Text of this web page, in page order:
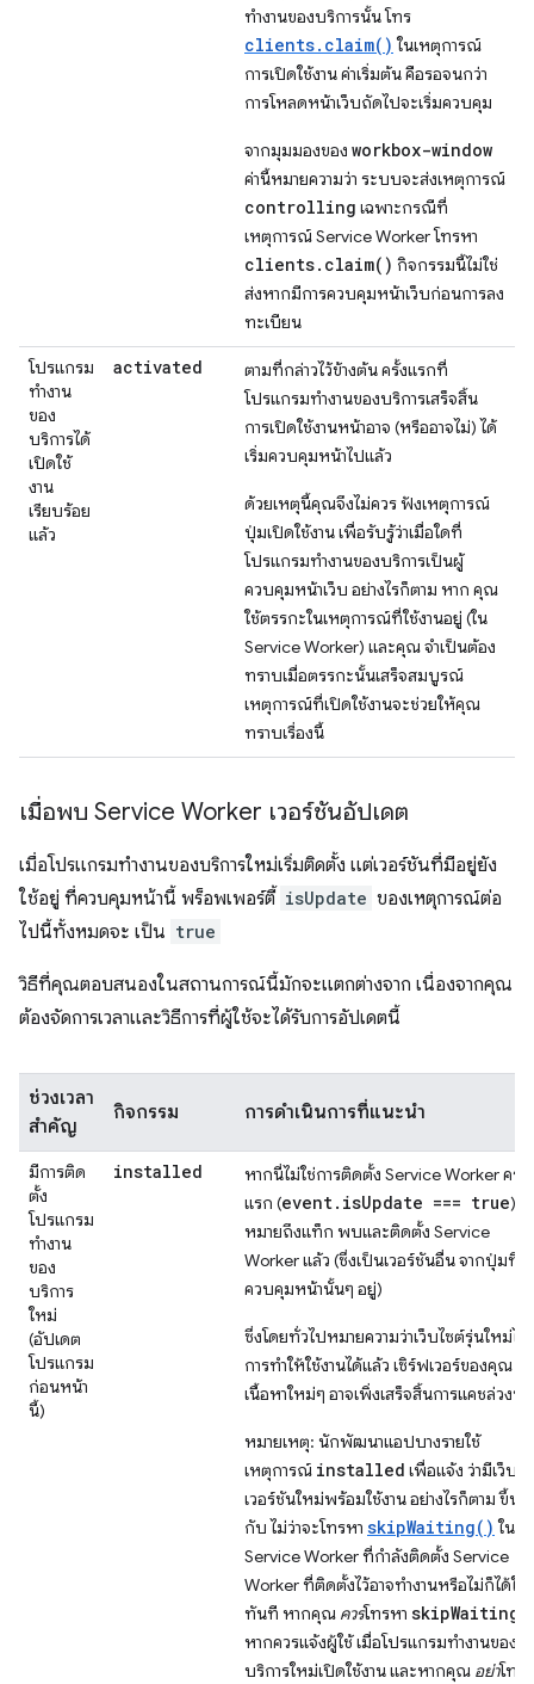
ทำงานของบริการนั้น โทร
clients.claim() ในเหตุการณ์
การเปิดใช้งาน ค่าเริ่มต้น คือรอจนกว่า
การโหลดหน้าเว็บถัดไปจะเริ่มควบคุม
จากมุมมองของ workbox-window
ค่านี้หมายความว่า ระบบจะส่งเหตุการณ์
controlling เฉพาะกรณีที่
เหตุการณ์ Service Worker โทรหา
clients.claim() กิจกรรมนี้ไม่ใช่
ส่งหากมีการควบคุมหน้าเว็บก่อนการลง
ทะเบียน
โปรแกรม
ทำงาน
ของ
บริการได้
เปิดใช้
งาน
เรียบร้อย
แล้ว
activated
ตามที่กล่าวไว้ข้างต้น ครั้งแรกที่
โปรแกรมทำงานของบริการเสร็จสิ้น
การเปิดใช้งานหน้าอาจ (หรืออาจไม่) ได้
เริ่มควบคุมหน้าไปแล้ว
ด้วยเหตุนี้คุณจึงไม่ควร ฟังเหตุการณ์
ปุ่มเปิดใช้งาน เพื่อรับรู้ว่าเมื่อใดที่
โปรแกรมทำงานของบริการเป็นผู้
ควบคุมหน้าเว็บ อย่างไรก็ตาม หาก คุณ
ใช้ตรรกะในเหตุการณ์ที่ใช้งานอยู่ (ใน
Service Worker) และคุณ จำเป็นต้อง
ทราบเมื่อตรรกะนั้นเสร็จสมบูรณ์
เหตุการณ์ที่เปิดใช้งานจะช่วยให้คุณ
ทราบเรื่องนี้
เมื่อพบ Service Worker เวอร์ชันอัปเดต
เมื่อโปรแกรมทำงานของบริการใหม่เริ่มติดตั้ง แต่เวอร์ชันที่มีอยู่ยัง
ใช้อยู่ ที่ควบคุมหน้านี้ พร็อพเพอร์ตี้ isUpdate ของเหตุการณ์ต่อ
ไปนี้ทั้งหมดจะ เป็น true
วิธีที่คุณตอบสนองในสถานการณ์นี้มักจะแตกต่างจาก เนื่องจากคุณ
ต้องจัดการเวลาและวิธีการที่ผู้ใช้จะได้รับการอัปเดตนี้
ช่วงเวลา
สำคัญ
กิจกรรม การดำเนินการที่แนะนำ
มีการติด
ตั้ง
โปรแกรม
ทำงาน
ของ
บริการ
ใหม่
(อัปเดต
โปรแกรม
ก่อนหน้า
นี้)
installed
หากนี่ไม่ใช่การติดตั้ง Service Worker ครั้ง
แรก (event.isUpdate === true)
หมายถึงแท็ก พบและติดตั้ง Service
Worker แล้ว (ซึ่งเป็นเวอร์ชันอื่น จากปุ่มที่
ควบคุมหน้านั้นๆ อยู่)
ซึ่งโดยทั่วไปหมายความว่าเว็บไซต์รุ่นใหม่ไ
การทำให้ใช้งานได้แล้ว เซิร์ฟเวอร์ของคุณ แ
เนื้อหาใหม่ๆ อาจเพิ่งเสร็จสิ้นการแคชล่วงห
หมายเหตุ: นักพัฒนาแอปบางรายใช้
เหตุการณ์ installed เพื่อแจ้ง ว่ามีเว็บไ
เวอร์ชันใหม่พร้อมใช้งาน อย่างไรก็ตาม ขึ้นอ
กับ ไม่ว่าจะโทรหา skipWaiting() ใน
Service Worker ที่กำลังติดตั้ง Service
Worker ที่ติดตั้งไว้อาจทำงานหรือไม่ก็ได้ใน
ทันที หากคุณ ควรโทรหา
หากควรแจ้งผู้ใช้ เมื่อโปรแกรมทำงานของ
บริการใหม่เปิดใช้งาน และหากคุณ อย่าโทร